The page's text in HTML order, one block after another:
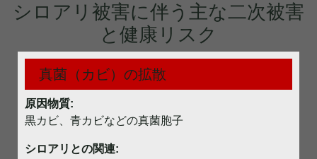
シロアリ被害に伴う主な二次被害
と健康リスク
真菌（カビ）の拡散
原因物質:
黒カビ、青カビなどの真菌胞子
シロアリとの関連: